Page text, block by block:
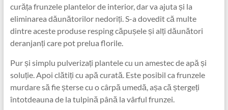
curăța frunzele plantelor de interior, dar va ajuta și la
eliminarea dăunătorilor nedoriți. S-a dovedit că multe
dintre aceste produse resping căpușele și alți dăunători
deranjanți care pot prelua florile.
Pur și simplu pulverizați plantele cu un amestec de apă și
soluție. Apoi clătiți cu apă curată. Este posibil ca frunzele
murdare să fie șterse cu o cârpă umedă, așa că ștergeți
întotdeauna de la tulpină până la vârful frunzei.